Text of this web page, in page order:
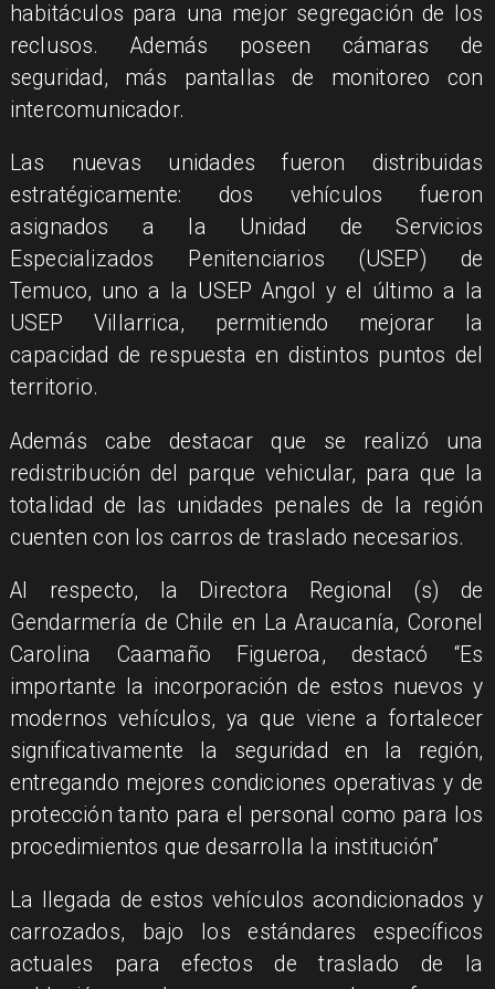
habitáculos para una mejor segregación de los
reclusos. Además poseen cámaras de
seguridad, más pantallas de monitoreo con
intercomunicador.
​Las nuevas unidades fueron distribuidas
estratégicamente: dos vehículos fueron
asignados a la Unidad de Servicios
Especializados Penitenciarios (USEP) de
Temuco, uno a la USEP Angol y el último a la
USEP Villarrica, permitiendo mejorar la
capacidad de respuesta en distintos puntos del
territorio.
​Además cabe destacar que se realizó una
redistribución del parque vehicular, para que la
totalidad de las unidades penales de la región
cuenten con los carros de traslado necesarios.
​Al respecto, la Directora Regional (s) de
Gendarmería de Chile en La Araucanía, Coronel
Carolina Caamaño Figueroa, destacó “Es
importante la incorporación de estos nuevos y
modernos vehículos, ya que viene a fortalecer
significativamente la seguridad en la región,
entregando mejores condiciones operativas y de
protección tanto para el personal como para los
procedimientos que desarrolla la institución”
​La llegada de estos vehículos acondicionados y
carrozados, bajo los estándares específicos
actuales para efectos de traslado de la